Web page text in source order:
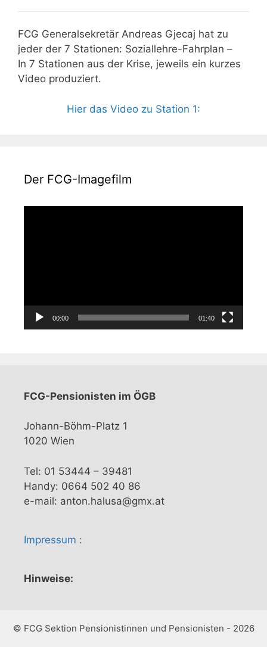
FCG Generalsekretär Andreas Gjecaj hat zu
jeder der 7 Stationen: Soziallehre-Fahrplan –
In 7 Stationen aus der Krise, jeweils ein kurzes
Video produziert.
Hier das Video zu Station 1:
Der FCG-Imagefilm
00:00 01:40
FCG-Pensionisten im ÖGB
Johann-Böhm-Platz 1
1020 Wien
Tel: 01 53444 – 39481
Handy: 0664 502 40 86
e-mail: anton.halusa@gmx.at
Impressum :
Hinweise:
© FCG Sektion Pensionistinnen und Pensionisten - 2026